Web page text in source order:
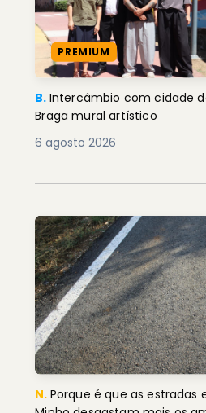
PREMIUM
B. Intercâmbio com cidade de Cali
Braga mural artístico
6 agosto 2026
N. Porque é que as estradas